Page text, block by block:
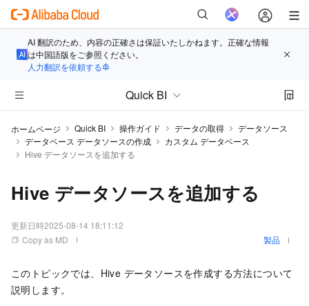
AI 翻訳のため、内容の正確さは保証いたしかねます。正確な情報
は中国語版をご参照ください。
人力翻訳を依頼する
Quick BI
ホームページ Quick BI 操作ガイド データの取得
データソース
データベース データソースの作成
カスタム データベース
Hive データソースを追加する
Hive データソースを追加する
更新日時2025-08-14 18:11:12
Copy as MD
製品
このトピックでは、Hive データソースを作成する方法について
説明します。